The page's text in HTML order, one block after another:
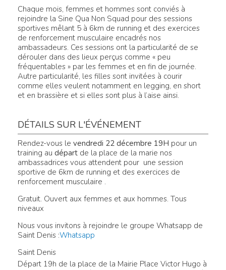
Chaque mois, femmes et hommes sont conviés à
rejoindre la Sine Qua Non Squad pour des sessions
sportives mêlant 5 à 6km de running et des exercices
de renforcement musculaire encadrés nos
ambassadeurs. Ces sessions ont la particularité de se
dérouler dans des lieux perçus comme « peu
fréquentables » par les femmes et en fin de journée.
Autre particularité, les filles sont invitées à courir
comme elles veulent notamment en legging, en short
et en brassière et si elles sont plus à l’aise ainsi.
DÉTAILS SUR L'ÉVÉNEMENT
Rendez-vous le vendredi 22 décembre 19H pour un
training au départ de la place de la marie nos
ambassadrices vous attendent pour une session
sportive de 6km de running et des exercices de
renforcement musculaire .
Gratuit. Ouvert aux femmes et aux hommes. Tous
niveaux
Nous vous invitons à rejoindre le groupe Whatsapp de
Saint Denis :Whatsapp
Saint Denis
Départ 19h de la place de la Mairie Place Victor Hugo à